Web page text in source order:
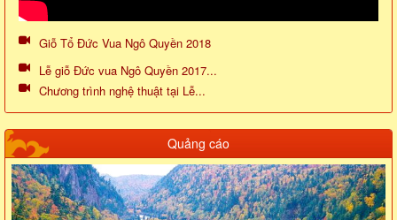
Giỗ Tổ Đức Vua Ngô Quyền 2018
Lễ giỗ Đức vua Ngô Quyền 2017...
Chương trình nghệ thuật tại Lễ...
Quảng cáo